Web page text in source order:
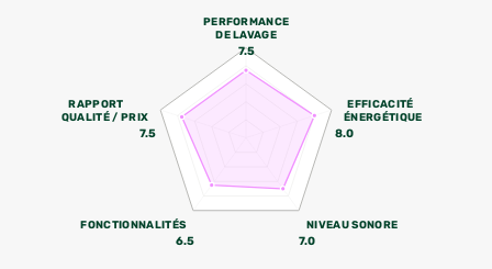
PERFORMANCE
DE LAVAGE
7.5
EFFICACITÉ
ÉNERGÉTIQUE
8.0
NIVEAU SONORE
7.0
FONCTIONNALITÉS
6.5
RAPPORT
QUALITÉ / PRIX
7.5